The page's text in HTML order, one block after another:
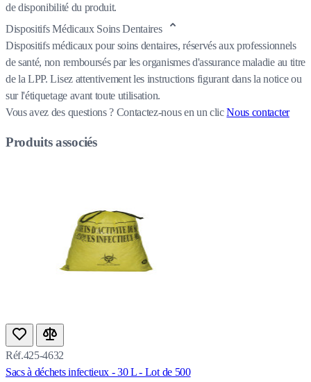
de disponibilité du produit.
Dispositifs Médicaux Soins Dentaires
Dispositifs médicaux pour soins dentaires, réservés aux professionnels
de santé, non remboursés par les organismes d'assurance maladie au titre
de la LPP. Lisez attentivement les instructions figurant dans la notice ou
sur l'étiquetage avant toute utilisation.
Vous avez des questions ? Contactez-nous en un clicNous contacter
Produits associés
Réf.425-4632
Sacs à déchets infectieux - 30 L - Lot de 500